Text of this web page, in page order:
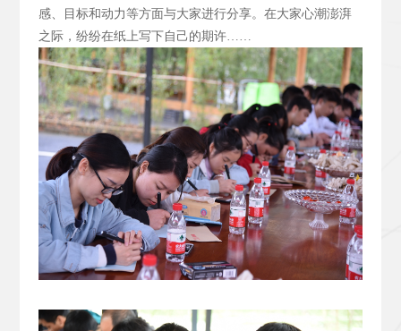
感、目标和动力等方面与大家进行分享。在大家心潮澎湃
之际，纷纷在纸上写下自己的期许……